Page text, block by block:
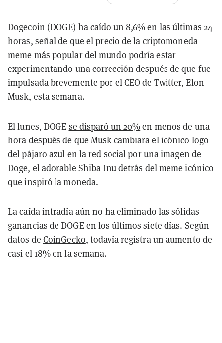
Dogecoin (DOGE) ha caído un 8,6% en las últimas 24
horas, señal de que el precio de la criptomoneda
meme más popular del mundo podría estar
experimentando una corrección después de que fue
impulsada brevemente por el CEO de Twitter, Elon
Musk, esta semana.
El lunes, DOGE se disparó un 20%en menos de una
hora después de que Musk cambiara el icónico logo
del pájaro azul en la red social por una imagen de
Doge, el adorable Shiba Inu detrás del meme icónico
que inspiró la moneda.
La caída intradía aún no ha eliminado las sólidas
ganancias de DOGE en los últimos siete días. Según
datos de CoinGecko, todavía registra un aumento de
casi el 18% en la semana.